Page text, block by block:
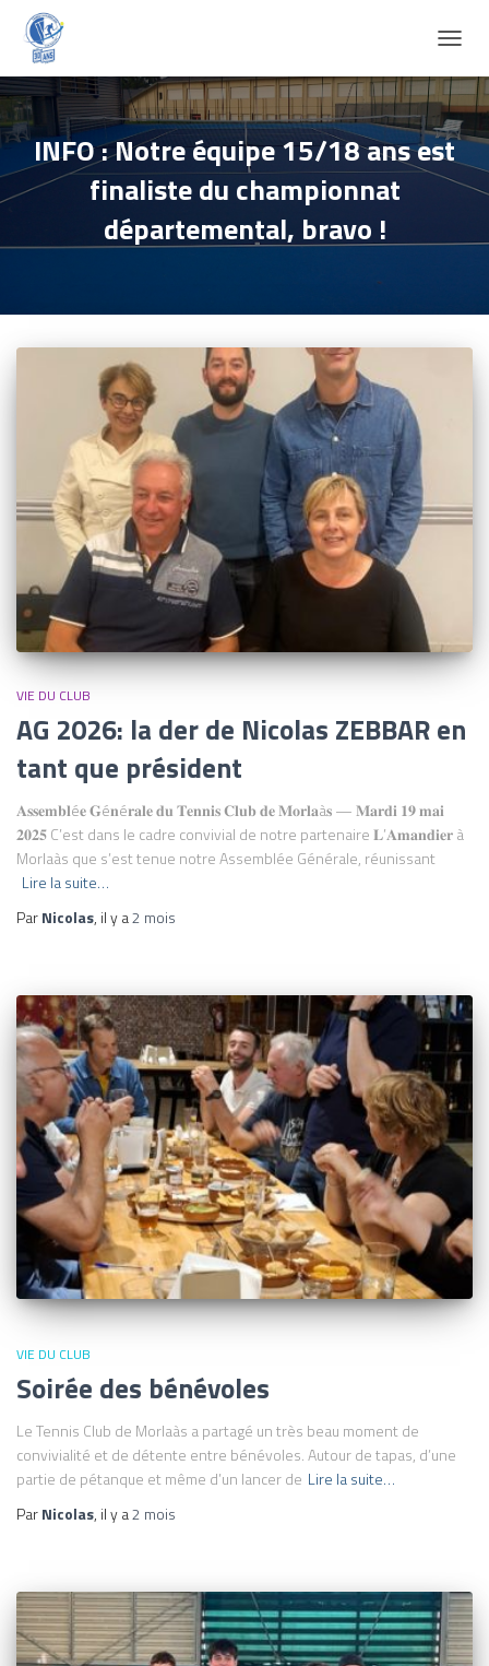
LA
INFO : Notre équipe 15/18 ans est
finaliste du championnat
départemental, bravo !
VIE DU CLUB
AG 2026: la der de Nicolas ZEBBAR en
tant que président
𝐀𝐬𝐬𝐞𝐦𝐛𝐥é𝐞 𝐆é𝐧é𝐫𝐚𝐥𝐞 𝐝𝐮 𝐓𝐞𝐧𝐧𝐢𝐬 𝐂𝐥𝐮𝐛 𝐝𝐞 𝐌𝐨𝐫𝐥𝐚à𝐬 — 𝐌𝐚𝐫𝐝𝐢 𝟏𝟗 𝐦𝐚𝐢
𝟐𝟎𝟐𝟓 C’est dans le cadre convivial de notre partenaire 𝐋’𝐀𝐦𝐚𝐧𝐝𝐢𝐞𝐫 à
Morlaàs que s’est tenue notre Assemblée Générale, réunissant
Lire la suite…
ParNicolas, il y a2 mois
VIE DU CLUB
Soirée des bénévoles
Le Tennis Club de Morlaàs a partagé un très beau moment de
convivialité et de détente entre bénévoles. Autour de tapas, d’une
partie de pétanque et même d’un lancer de Lire la suite…
ParNicolas, il y a2 mois